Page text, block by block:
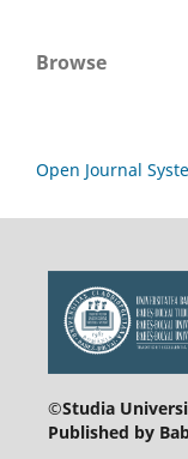
Browse
Open Journal
©Studia
Published by